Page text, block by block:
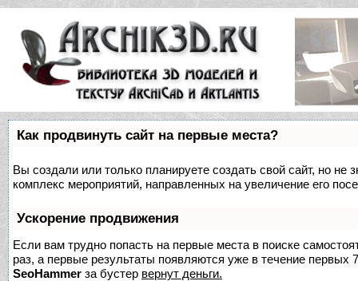
Как продвинуть сайт на первые места?
Вы создали или только планируете создать свой сайт, но не
комплекс мероприятий, направленных на увеличение его
Ускорение продвижения
Если вам трудно попасть на первые места в поиске
раз, а первые результаты появляются уже в течение первых
SeoHammer за бустер вернут деньги.